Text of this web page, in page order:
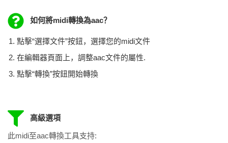
如何將midi轉換為aac？
點擊“選擇文件”按鈕，選擇您的midi文件
在編輯器頁面上，調整aac文件的屬性.
點擊“轉換”按鈕開始轉換
高級選項
此midi至aac轉換工具支持: